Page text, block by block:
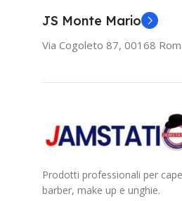
JS Monte Mario
Via Cogoleto 87, 00168
Prodotti professionali per
barber, make up e unghie.